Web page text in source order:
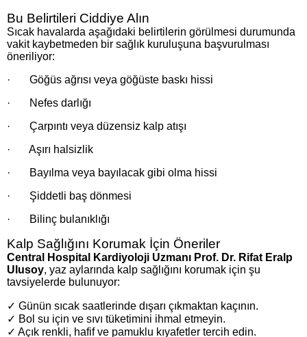
Bu Belirtileri Ciddiye Alın
Sıcak havalarda aşağıdaki belirtilerin görülmesi durumunda
vakit kaybetmeden bir sağlık kuruluşuna başvurulması
öneriliyor:
· Göğüs ağrısı veya göğüste baskı hissi
· Nefes darlığı
· Çarpıntı veya düzensiz kalp atışı
· Aşırı halsizlik
· Bayılma veya bayılacak gibi olma hissi
· Şiddetli baş dönmesi
· Bilinç bulanıklığı
Kalp Sağlığını Korumak İçin Öneriler
Central Hospital Kardiyoloji Uzmanı Prof. Dr. Rifat Eralp
Ulusoy, yaz aylarında kalp sağlığını korumak için şu
tavsiyelerde bulunuyor:
✓ Günün sıcak saatlerinde dışarı çıkmaktan kaçının.
✓ Bol su için ve sıvı tüketimini ihmal etmeyin.
✓ Açık renkli, hafif ve pamuklu kıyafetler tercih edin.